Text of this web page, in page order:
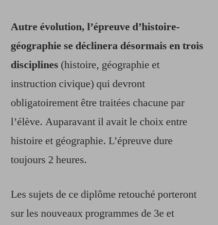
Autre évolution, l’épreuve d’histoire-
géographie se déclinera désormais en trois
disciplines (histoire, géographie et
instruction civique) qui devront
obligatoirement être traitées chacune par
l’élève. Auparavant il avait le choix entre
histoire et géographie. L’épreuve dure
toujours 2 heures.
Les sujets de ce diplôme retouché porteront
sur les nouveaux programmes de 3e et